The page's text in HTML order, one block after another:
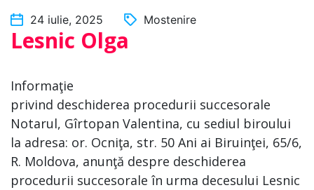
24 iulie, 2025 Mostenire
Lesnic Olga
Informaţie
privind deschiderea procedurii succesorale
Notarul, Gîrtopan Valentina, cu sediul biroului
la adresa: or. Ocniţa, str. 50 Ani ai Biruinţei, 65/6,
R. Moldova, anunţă despre deschiderea
procedurii succesorale în urma decesului Lesnic